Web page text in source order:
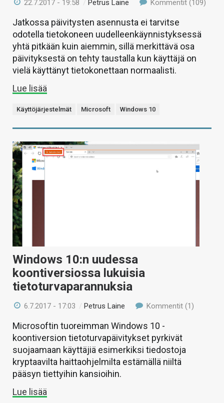
22.7.2017 - 19:58 /Petrus Laine Kommentit (109)
Jatkossa päivitysten asennusta ei tarvitse
odotella tietokoneen uudelleenkäynnistyksessä
yhtä pitkään kuin aiemmin, sillä merkittävä osa
päivityksestä on tehty taustalla kun käyttäjä on
vielä käyttänyt tietokonettaan normaalisti.
Lue lisää
Käyttöjärjestelmät Microsoft Windows 10
Windows 10:n uudessa
koontiversiossa lukuisia
tietoturvaparannuksia
6.7.2017 - 17:03 /Petrus Laine Kommentit (1)
Microsoftin tuoreimman Windows 10 -
koontiversion tietoturvapäivitykset pyrkivät
suojaamaan käyttäjiä esimerkiksi tiedostoja
kryptaavilta haittaohjelmilta estämällä niiltä
pääsyn tiettyihin kansioihin.
Lue lisää